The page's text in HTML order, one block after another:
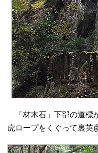
「材木石」下部の道標
虎ロープをくぐって裏英